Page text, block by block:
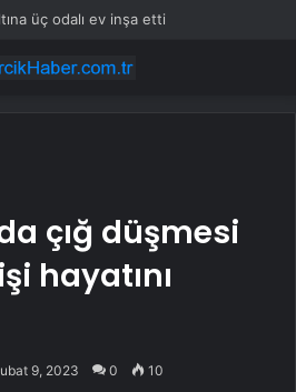
üç odalı ev inşa etti
çığ düşmesi
hayatını
9, 2023 0 10